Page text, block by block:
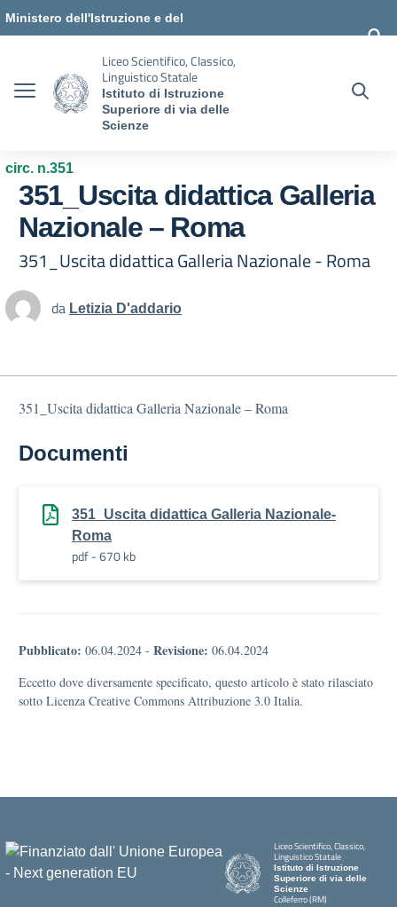
Ministero dell'Istruzione e del
Liceo Scientifico, Classico,
Linguistico Statale
Istituto di Istruzione
Superiore di via delle
Scienze
circ. n.351
351_Uscita didattica Galleria
Nazionale – Roma
351_Uscita didattica Galleria Nazionale - Roma
da Letizia D'addario
351_Uscita didattica Galleria Nazionale – Roma
Documenti
351_Uscita didattica Galleria Nazionale-
Roma
pdf - 670 kb
Pubblicato: 06.04.2024 - Revisione: 06.04.2024
Eccetto dove diversamente specificato, questo articolo è stato rilasciato
sotto Licenza Creative Commons Attribuzione 3.0 Italia.
Liceo Scientifico, Classico,
Linguistico Statale
Istituto di Istruzione
Superiore di via delle
Scienze
Colleferro (RM)